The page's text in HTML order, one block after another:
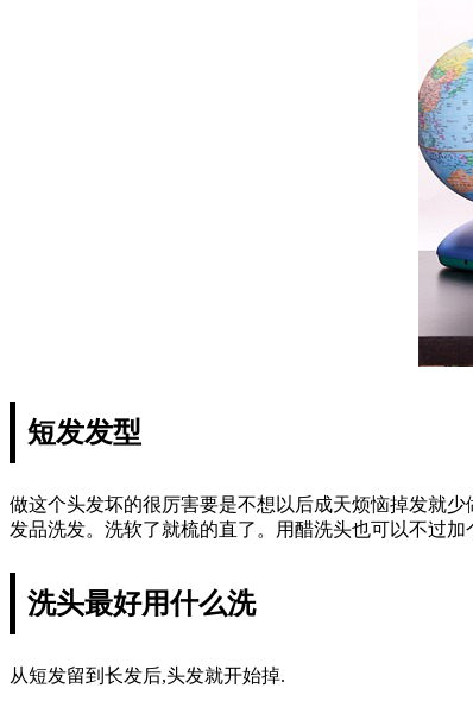
短发发型
做这个头发坏的很厉害要是不想以后成天烦恼掉发就
发品洗发。洗软了就梳的直了。用醋洗头也可以不过
洗头最好用什么洗
从短发留到长发后,头发就开始掉.